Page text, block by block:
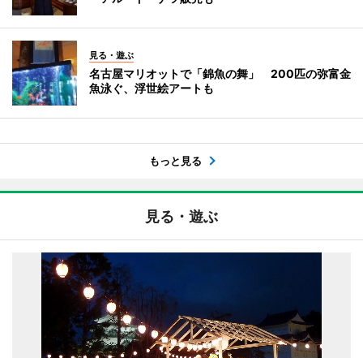
見る・遊ぶ
名古屋マリオットで「錦魚の舞」 200匹の弥富金
魚泳ぐ、浮世絵アートも
もっと見る
見る・遊ぶ